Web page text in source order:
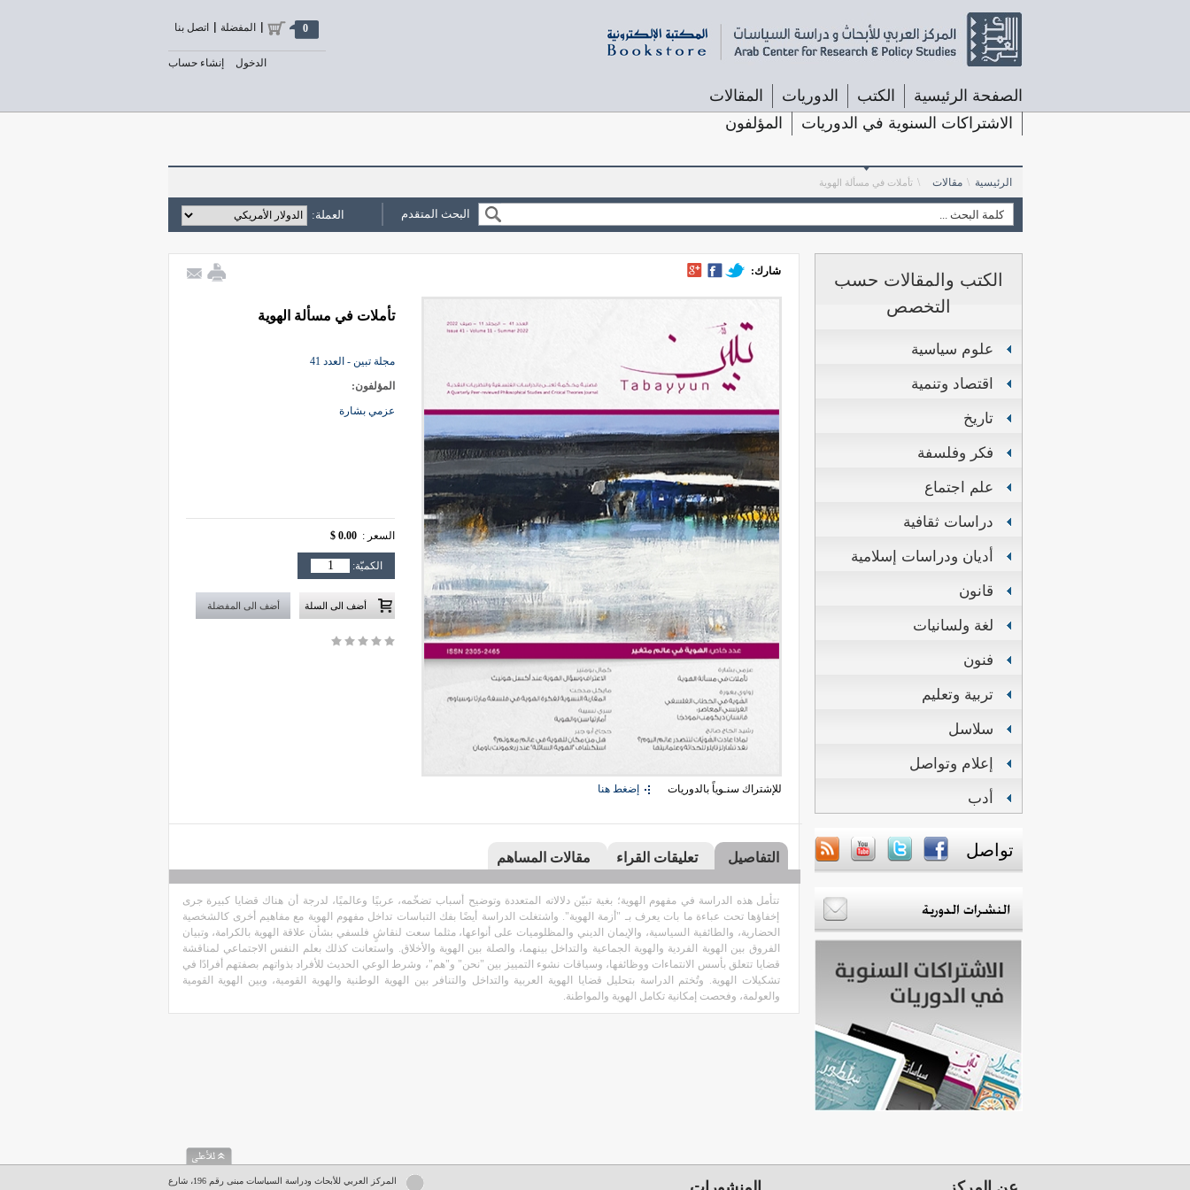
اتصل بنا المفضلة 0
الصفحة الرئيسية الكتب الدوريات
المقالات
الاشتراكات السنوية في الدوريات
المؤلفون
إنشاء حساب الدخول
الرئيسية \ مقالات \ تأملات في مسألة الهوية
البحث المتقدم العملة:
الكتب والمقالات حسب
التخصص
علوم سياسية
اقتصاد وتنمية
تاريخ
فكر وفلسفة
علم اجتماع
دراسات ثقافية
أديان ودراسات إسلامية
قانون
لغة ولسانيات
فنون
تربية وتعليم
سلاسل
إعلام وتواصل
أدب
تواصل
شارك:
للإشتراك سنـوياً بالدوريات إضغط هنا
تأملات في مسألة الهوية
مجلة تبين - العدد 41
المؤلفون:
عزمي بشارة
السعر : 0.00 $
الكميّة:
التفاصيل تعليقات القراء مقالات المساهم
تتأمل هذه الدراسة في مفهوم الهوية؛ بغية تبيّن دلالاته المتعددة وتوضيح أسباب تضخّمه، عربيًا وعالميًا، لدرجة أن هناك قضايا كبيرة جرى
إخفاؤها تحت عباءة ما بات يعرف بـ "أزمة الهوية". واشتغلت الدراسة أيضًا بفك التباسات تداخل مفهوم الهوية مع مفاهيم أخرى كالشخصية
الحضارية، والطائفية السياسية، والإيمان الديني والمظلوميات على أنواعها، مثلما سعت لنقاشٍ فلسفي بشأن علاقة الهوية بالكرامة، وتبيان
الفروق بين الهوية الفردية والهوية الجماعية والتداخل بينهما، والصلة بين الهوية والأخلاق. واستعانت كذلك بعلم النفس الاجتماعي لمناقشة
قضايا تتعلق بأسس الانتماءات ووظائفها، وسياقات نشوء التمييز بين "نحن" و"هم"، وشرط الوعي الحديث للأفراد بذواتهم بصفتهم أفرادًا في
تشكيلات الهوية. وتُختم الدراسة بتحليل قضايا الهوية العربية والتداخل والتنافر بين الهوية الوطنية والهوية القومية، وبين الهوية القومية
والعولمة، وفحصت إمكانية تكامل الهوية والمواطنة.
المركز العربي للأبحاث ودراسة السياسات مبنى رقم 196، شارع